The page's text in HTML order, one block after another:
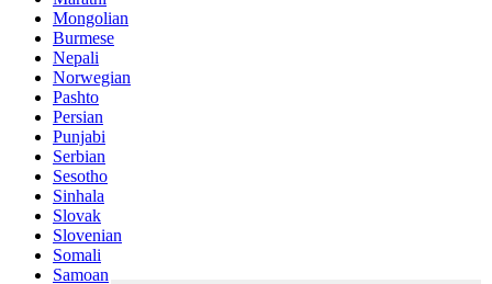
Mongolian
Burmese
Nepali
Norwegian
Pashto
Persian
Punjabi
Serbian
Sesotho
Sinhala
Slovak
Slovenian
Somali
Samoan